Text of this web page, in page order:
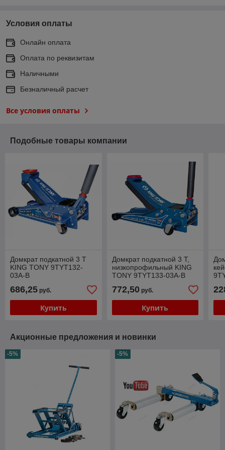
Условия оплаты
Онлайн оплата
Оплата по реквизитам
Наличными
Безналичный расчет
Все условия оплаты
Подобные товары компании
Домкрат подкатной 3 Т
KING TONY 9TYT132-
03A-B
686,25 руб.
Купить
Домкрат подкатной 3 Т,
низкопрофильный KING
TONY 9TYT133-03A-B
772,50руб.
Купить
Акционные предложения и новинки
-5% -5%